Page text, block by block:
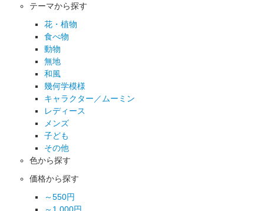
テーマから探す
花・植物
食べ物
動物
無地
和風
幾何学模様
キャラクター／ムーミン
レディース
メンズ
子ども
その他
色から探す
価格から探す
～550円
～1,000円